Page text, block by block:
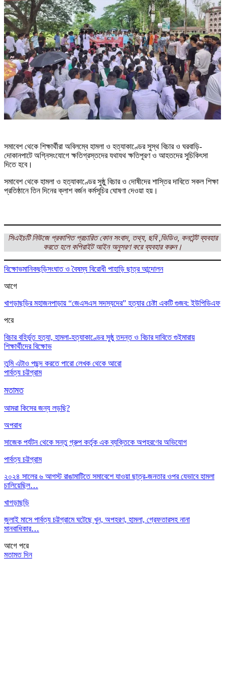
সমাবেশ থেকে শিক্ষার্থীরা অবিলম্বে হামলা ও হত্যাকাণ্ডের সুস্থ বিচার ও ঘরবাড়ি-
দোকানপাটে অগ্নিসংযোগে ক্ষতিগ্রস্তদের যথাযথ ক্ষতিপূরণ ও আহতদের সুচিকিৎসা
দিতে হবে।
সমাবেশ থেকে হামলা ও হত্যাকাণ্ডের সুষ্ঠু বিচার ও দোষীদের শাস্তির দাবিতে সকল শিক্ষা
প্রতিষ্ঠানে তিন দিনের ক্লাশ বর্জন কর্মসূচির ঘোষণা দেওয়া হয়।
সিএইচটি নিউজে প্রকাশিত প্রচারিত কোন সংবাদ, তথ্য, ছবি ,ভিডিও, কনটেন্ট ব্যবহার
করতে হলে কপিরাইট আইন অনুসরণ করে ব্যবহার করুন।
বিক্ষোভমানিকছড়িসংঘাত ও বৈষম্য বিরোধী পাহাড়ি ছাত্র আন্দোলন
আগে
খাগড়াছড়ির মহাজনপাড়ায় “জেএসএস সদস্যদের” হত্যার চেষ্টা একটি গুজব: ইউপিডিএফ
পরে
বিচার বহির্ভূত হত্যা, হামলা-হত্যাকাণ্ডের সুষ্ঠু তদন্ত ও বিচার দাবিতে গুইমারায়
শিক্ষার্থীদের বিক্ষোভ
তুমি এটাও পছন্দ করতে পারো লেখক থেকে আরো
পার্বত্য চট্টগ্রাম
মতামত
আমরা কিসের জন্য লড়ছি?
অপরাধ
সাজেক পর্যটন থেকে সন্তু গ্রুপ কর্তৃক এক ব্যক্তিকে অপহরণের অভিযোগ
পার্বত্য চট্টগ্রাম
২০২৪ সালের ৬ আগস্ট রাঙামাটিতে সমাবেশে যাওয়া ছাত্র-জনতার ওপর যেভাবে হামলা
চালিয়েছিল…
খাগড়াছড়ি
জুলাই মাসে পার্বত্য চট্টগ্রামে ঘটেছে খুন, অপহরণ, হামলা, গ্রেফতারসহ নানা
মানবাধিকার…
আগে পরে
মতামত দিন